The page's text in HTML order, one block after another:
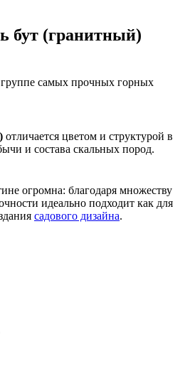
бут (гранитный)
группе самых прочных горных
отличается цветом и структурой в
и состава скальных пород.
огромна: благодаря множеству
идеально подходит как для
садового дизайна.